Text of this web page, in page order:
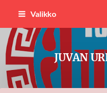
Siirry
sisältöön
Valikko
JUVAN